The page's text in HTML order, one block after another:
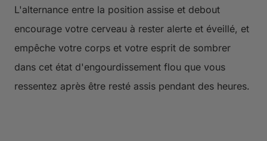
L'alternance entre la position assise et debout
encourage votre cerveau à rester alerte et éveillé, et
empêche votre corps et votre esprit de sombrer
dans cet état d'engourdissement flou que vous
ressentez après être resté assis pendant des heures.